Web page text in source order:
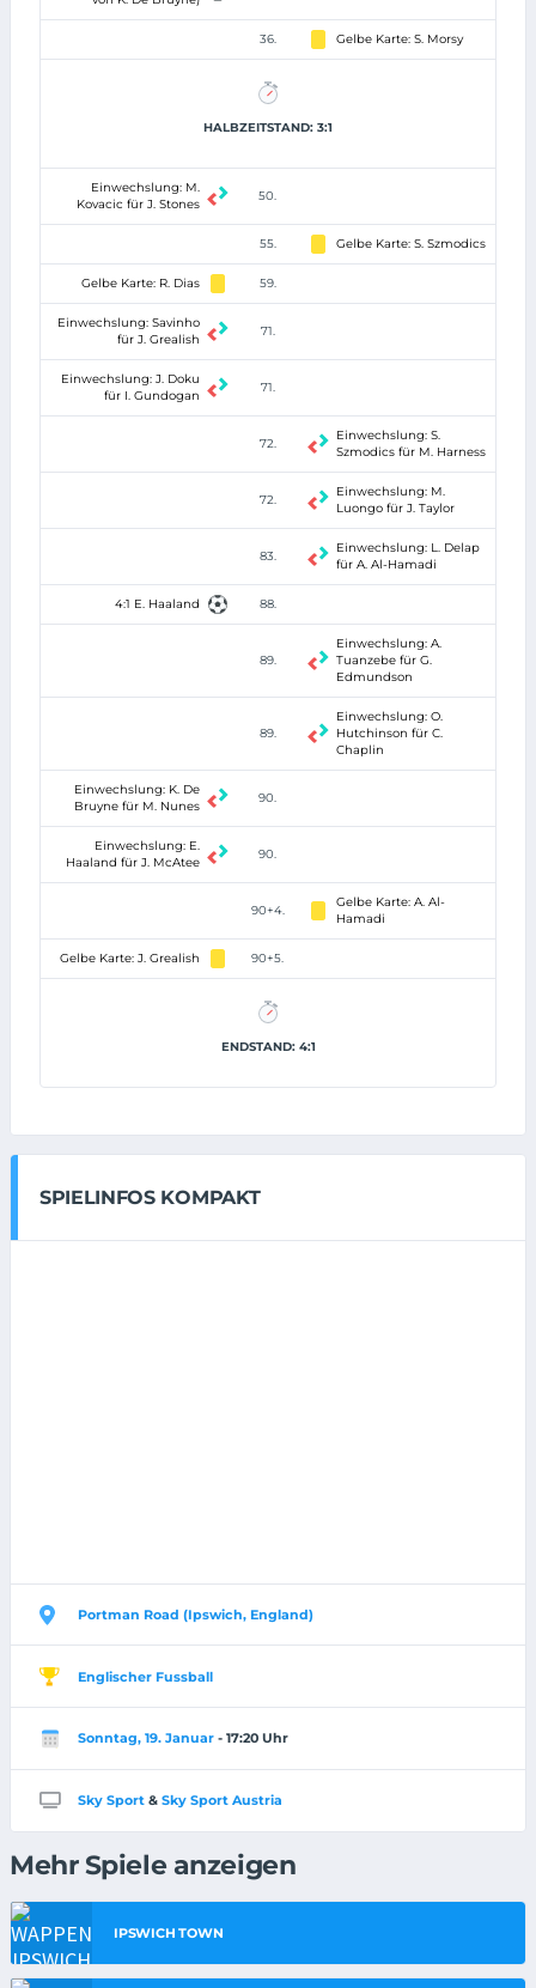
36. Gelbe Karte: S. Morsy
HALBZEITSTAND: 3:1
Einwechslung: M.
Kovacic für J. Stones
50.
55. Gelbe Karte: S. Szmodics
Gelbe Karte: R. Dias 59.
Einwechslung: Savinho
für J. Grealish
71.
Einwechslung: J. Doku
für I. Gundogan
71.
72.
Einwechslung: S.
Szmodics für M. Harness
72.
Einwechslung: M.
Luongo für J. Taylor
83.
Einwechslung: L. Delap
für A. Al-Hamadi
4:1 E. Haaland 88.
89.
Einwechslung: A.
Tuanzebe für G.
Edmundson
89.
Einwechslung: O.
Hutchinson für C.
Chaplin
Einwechslung: K. De
Bruyne für M. Nunes
90.
Einwechslung: E.
Haaland für J. McAtee
90.
90+4.
Gelbe Karte: A. Al-
Hamadi
Gelbe Karte: J. Grealish 90+5.
ENDSTAND: 4:1
SPIELINFOS KOMPAKT
Portman Road (Ipswich, England)
Englischer Fussball
Sonntag, 19. Januar - 17:20 Uhr
Sky Sport & Sky Sport Austria
Mehr Spiele anzeigen
IPSWICH TOWN